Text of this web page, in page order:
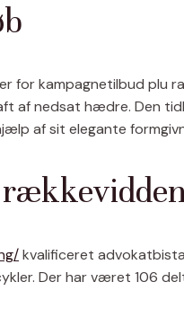
for kampagnetilbud plu
nedsat hædre. Den
af sit elegante
kvalificeret
Der har været 106